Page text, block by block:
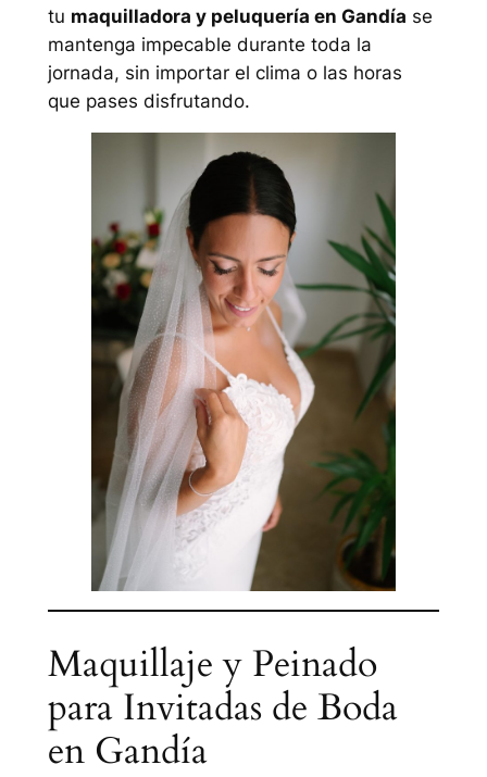
tu maquilladora y peluquería en Gandía se
mantenga impecable durante toda la
jornada, sin importar el clima o las horas
que pases disfrutando.
Maquillaje y Peinado
para Invitadas de Boda
en Gandía